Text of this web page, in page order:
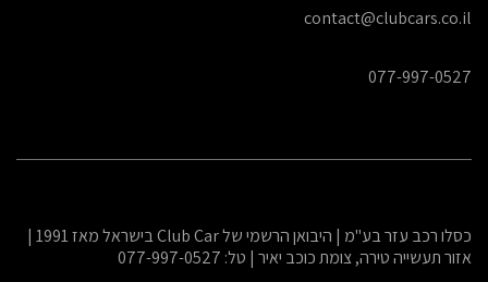
contact@clubcars.co.il
077-997-0527
כסלו רכב עזר בע"מ | היבואן הרשמי של Club Car בישראל מאז 1991 |
אזור תעשייה טירה, צומת כוכב יאיר | טל: 077-997-0527